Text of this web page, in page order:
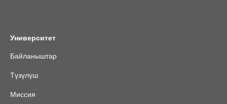
Университет
Байланыштар
Түзүлүш
Миссия